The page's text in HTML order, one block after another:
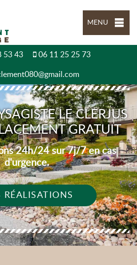
MENU
53 43 06 11 25 25 73
LE CLERJUS
GRATUIT
24h/24 sur 7j/7 en cas
d'urgence.
RÉALISATIONS